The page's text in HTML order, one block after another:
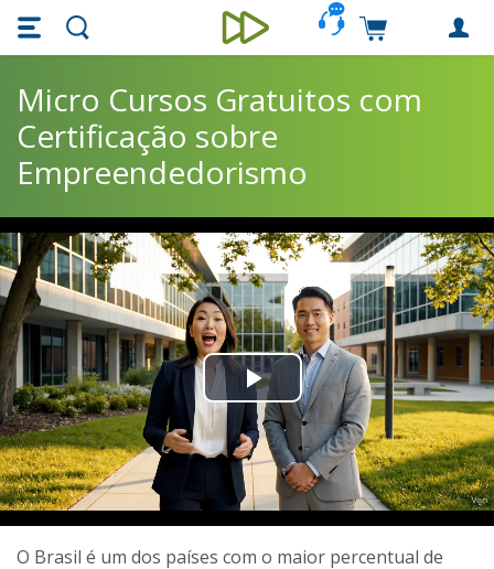
Skip main navigation
Skip to main content
Unieducar
Carrinho de
Micro Cursos Gratuitos com
Certificação sobre
Empreendedorismo
Play
Video
O Brasil é um dos países com o maior percentual de